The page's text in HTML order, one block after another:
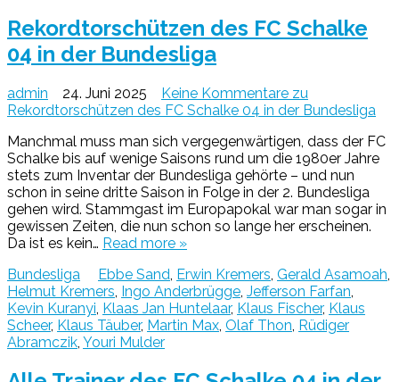
Rekordtorschützen des FC Schalke
04 in der Bundesliga
admin 24. Juni 2025 Keine Kommentare zu
Rekordtorschützen des FC Schalke 04 in der Bundesliga
Manchmal muss man sich vergegenwärtigen, dass der FC
Schalke bis auf wenige Saisons rund um die 1980er Jahre
stets zum Inventar der Bundesliga gehörte – und nun
schon in seine dritte Saison in Folge in der 2. Bundesliga
gehen wird. Stammgast im Europapokal war man sogar in
gewissen Zeiten, die nun schon so lange her erscheinen.
Da ist es kein… Read more »
Bundesliga
Ebbe Sand Erwin Kremers Gerald Asamoah
Helmut Kremers Ingo Anderbrügge Jefferson Farfan
Kevin Kuranyi Klaas Jan Huntelaar, Klaus Fischer, Klaus
Scheer, Klaus Täuber, Martin Max Olaf Thon Rüdiger
Abramczik Youri Mulder